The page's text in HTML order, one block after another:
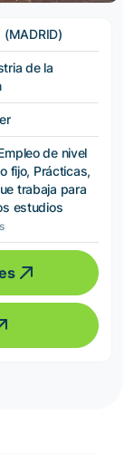
de la
de nivel
fijo, Prácticas,
trabaja para
estudios